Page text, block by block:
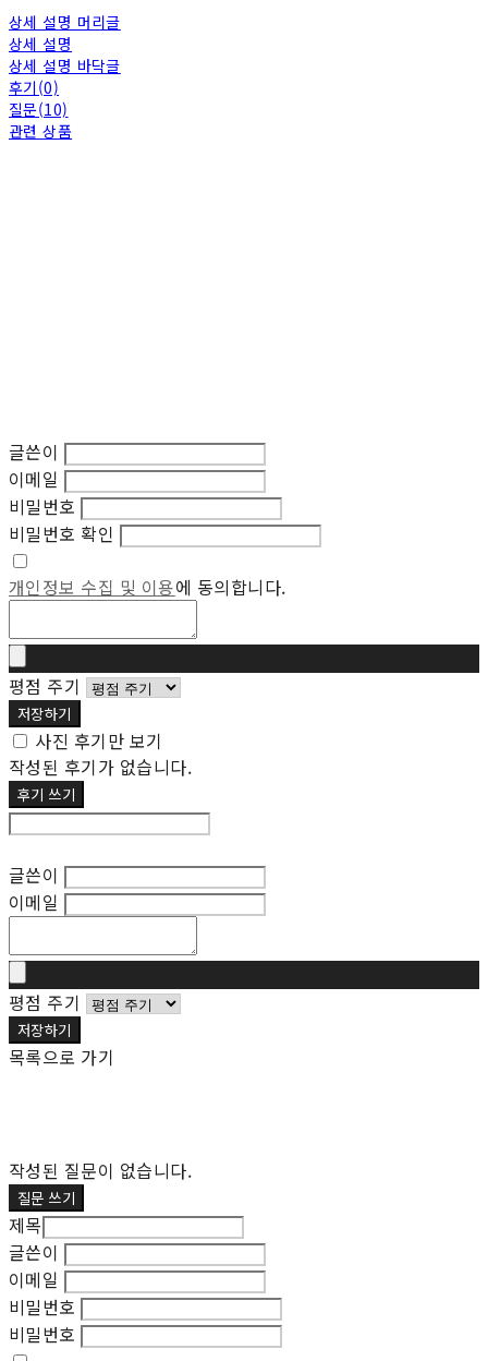
상세 설명 머리글
상세 설명
상세 설명 바닥글
후기(0)
질문(10)
관련 상품
글쓴이
이메일
비밀번호
비밀번호 확인
개인정보 수집 및 이용에 동의합니다.
평점 주기
저장하기
사진 후기만 보기
작성된 후기가 없습니다.
후기 쓰기
글쓴이
이메일
평점 주기
저장하기
목록으로 가기
작성된 질문이 없습니다.
질문 쓰기
제목
글쓴이
이메일
비밀번호
비밀번호